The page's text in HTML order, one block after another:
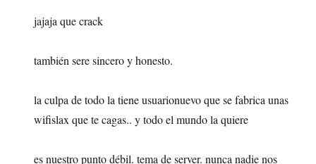
jajaja que crack
también sere sincero y honesto.
la culpa de todo la tiene usuarionuevo que se fabrica unas
wifislax que te cagas.. y todo el mundo la quiere
es nuestro punto débil. tema de server. nunca nadie nos